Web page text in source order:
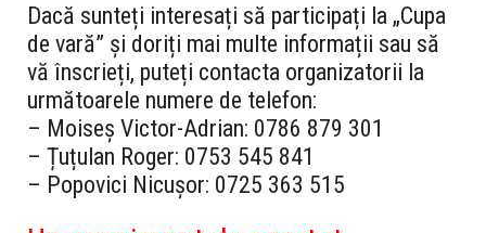
Dacă sunteți interesați să participați la „Cupa
de vară” și doriți mai multe informații sau să
vă înscrieți, puteți contacta organizatorii la
următoarele numere de telefon:
– Moiseș Victor-Adrian: 0786 879 301
– Țuțulan Roger: 0753 545 841
– Popovici Nicușor: 0725 363 515